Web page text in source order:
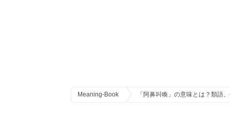
Meaning-Book 「阿鼻叫喚」の意味とは？類語